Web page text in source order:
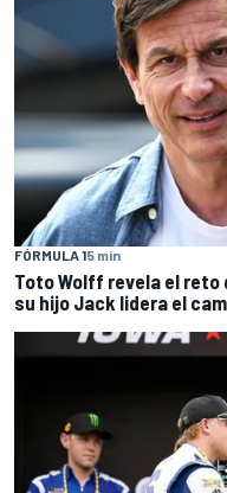
FÓRMULA 15 min
Toto Wolff revela el reto
su hijo Jack lidera el